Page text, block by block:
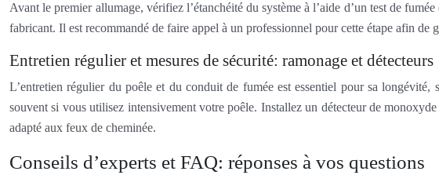
Avant le premier allumage, vérifiez l’étanchéité du système à l’aide d’un test de
fabricant. Il est recommandé de faire appel à un professionnel pour cette étape afin
Entretien régulier et mesures de sécurité: ramonage et détecteurs
L’entretien régulier du poêle et du conduit de fumée est essentiel pour sa
souvent si vous utilisez intensivement votre poêle. Installez un détecteur de
adapté aux feux de cheminée.
Conseils d’experts et FAQ: réponses à vos questions